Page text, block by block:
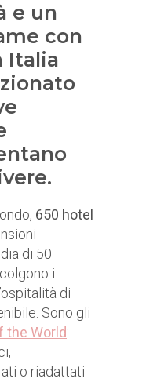
e un
con
Italia
650 hotel
di 50
i
di
Sono gli
the World:
o riadattati